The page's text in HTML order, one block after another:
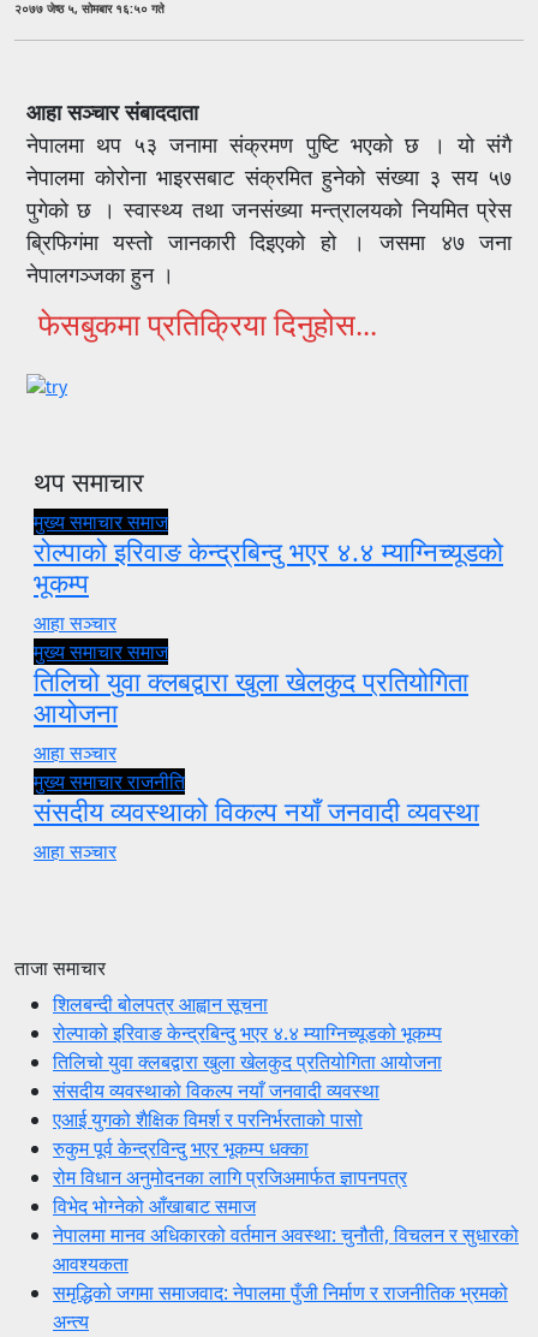
२०७७ जेष्ठ ५, सोमबार १६:५० गते
आहा सञ्चार संबाददाता
नेपालमा थप ५३ जनामा संक्रमण पुष्टि भएको छ । यो संगै
नेपालमा कोरोना भाइरसबाट संक्रमित हुनेको संख्या ३ सय ५७
पुगेको छ । स्वास्थ्य तथा जनसंख्या मन्त्रालयको नियमित प्रेस
ब्रिफिगंमा यस्तो जानकारी दिइएको हो । जसमा ४७ जना
नेपालगञ्जका हुन ।
फेसबुकमा प्रतिक्रिया दिनुहोस...
थप समाचार
मुख्य समाचारसमाज
रोल्पाको इरिवाङ केन्द्रबिन्दु भएर ४.४ म्याग्निच्यूडको
भूकम्प
आहा सञ्चार
मुख्य समाचारसमाज
तिलिचो युवा क्लबद्वारा खुला खेलकुद प्रतियोगिता
आयोजना
आहा सञ्चार
मुख्य समाचारराजनीति
संसदीय व्यवस्थाको विकल्प नयाँ जनवादी व्यवस्था
आहा सञ्चार
ताजा समाचार
शिलबन्दी बोलपत्र आह्वान सूचना
रोल्पाको इरिवाङ केन्द्रबिन्दु भएर ४.४ म्याग्निच्यूडको भूकम्प
तिलिचो युवा क्लबद्वारा खुला खेलकुद प्रतियोगिता आयोजना
संसदीय व्यवस्थाको विकल्प नयाँ जनवादी व्यवस्था
एआई युगको शैक्षिक विमर्श र परनिर्भरताको पासो
रुकुम पूर्व केन्द्रविन्दु भएर भूकम्प धक्का
रोम विधान अनुमोदनका लागि प्रजिअमार्फत ज्ञापनपत्र
विभेद भोग्नेको आँखाबाट समाज
नेपालमा मानव अधिकारको वर्तमान अवस्था: चुनौती, विचलन र सुधारको
आवश्यकता
समृद्धिको जगमा समाजवाद: नेपालमा पुँजी निर्माण र राजनीतिक भ्रमको
अन्त्य